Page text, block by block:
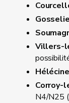
Villers-
Corroy-
N4/N25